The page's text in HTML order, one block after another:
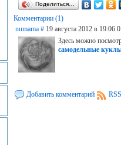
Поделиться…
Комментарии (1)
numama # 19 августа 2012 в 19:06 0
Здесь можно
самодельные
Добавить комментарий